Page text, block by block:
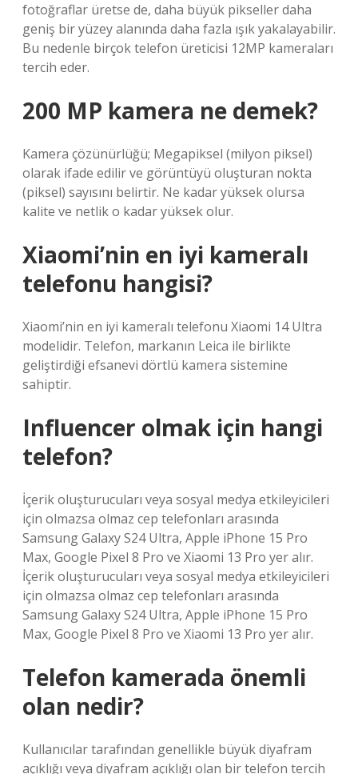
fotoğraflar üretse de, daha büyük pikseller daha
geniş bir yüzey alanında daha fazla ışık yakalayabilir.
Bu nedenle birçok telefon üreticisi 12MP kameraları
tercih eder.
200 MP kamera ne demek?
Kamera çözünürlüğü; Megapiksel (milyon piksel)
olarak ifade edilir ve görüntüyü oluşturan nokta
(piksel) sayısını belirtir. Ne kadar yüksek olursa
kalite ve netlik o kadar yüksek olur.
Xiaomi’nin en iyi kameralı
telefonu hangisi?
Xiaomi’nin en iyi kameralı telefonu Xiaomi 14 Ultra
modelidir. Telefon, markanın Leica ile birlikte
geliştirdiği efsanevi dörtlü kamera sistemine
sahiptir.
Influencer olmak için hangi
telefon?
İçerik oluşturucuları veya sosyal medya etkileyicileri
için olmazsa olmaz cep telefonları arasında
Samsung Galaxy S24 Ultra, Apple iPhone 15 Pro
Max, Google Pixel 8 Pro ve Xiaomi 13 Pro yer alır.
İçerik oluşturucuları veya sosyal medya etkileyicileri
için olmazsa olmaz cep telefonları arasında
Samsung Galaxy S24 Ultra, Apple iPhone 15 Pro
Max, Google Pixel 8 Pro ve Xiaomi 13 Pro yer alır.
Telefon kamerada önemli
olan nedir?
Kullanıcılar tarafından genellikle büyük diyafram
açıklığı veya diyafram açıklığı olan bir telefon tercih